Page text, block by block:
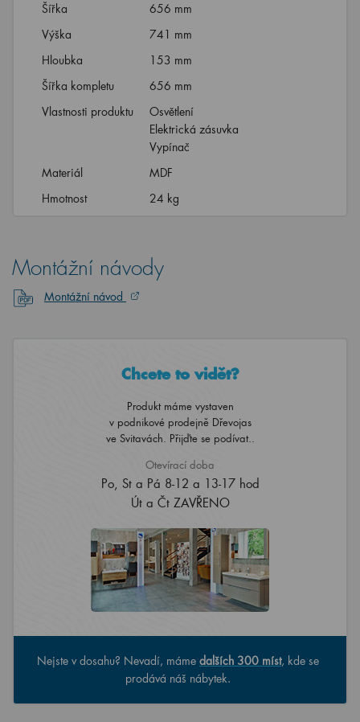
Šířka
656 mm
Výška
741 mm
Hloubka
153 mm
Šířka kompletu
656 mm
Vlastnosti produktu
Osvětlení
Elektrická zásuvka
Vypínač
Materiál
MDF
Hmotnost
24 kg
Montážní návody
Montážní návod
Chcete to vidět?
Produkt máme vystaven
v podnikové prodejně Dřevojas
ve Svitavách. Přijďte se podívat..
Otevírací doba
Po, St a Pá 8-12 a 13-17 hod
Út a Čt ZAVŘENO
Nejste v dosahu? Nevadí, máme dalších 300 míst, kde se
prodává náš nábytek.